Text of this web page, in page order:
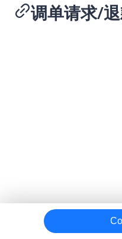
合规调单调单请求/